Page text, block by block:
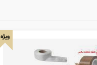
ویژه